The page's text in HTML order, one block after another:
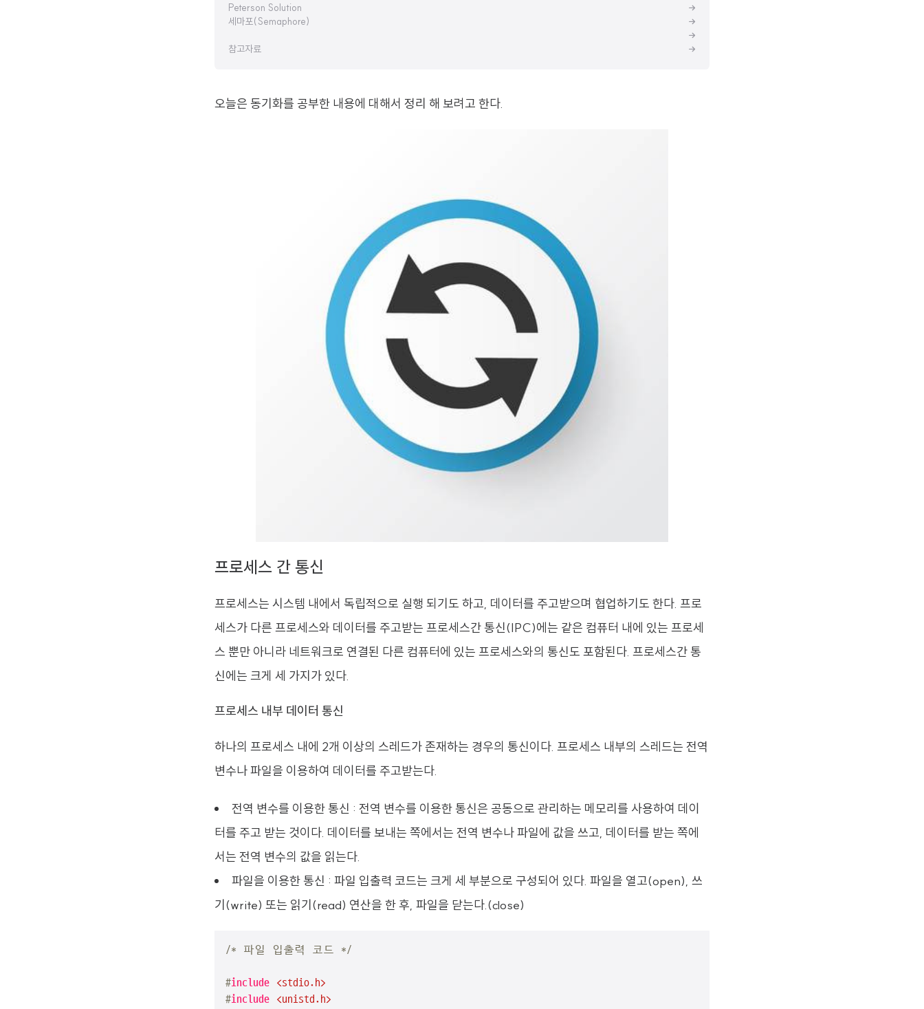
Peterson Solution
세마포(Semaphore)
참고자료
오늘은 동기화를 공부한 내용에 대해서 정리 해 보려고 한다.
프로세스 간 통신
프로세스는 시스템 내에서 독립적으로 실행 되기도 하고, 데이터를 주고받으며 협업하기도 한다. 프로
세스가 다른 프로세스와 데이터를 주고받는 프로세스간 통신(IPC)에는 같은 컴퓨터 내에 있는 프로세
스 뿐만 아니라 네트워크로 연결된 다른 컴퓨터에 있는 프로세스와의 통신도 포함된다. 프로세스간 통
신에는 크게 세 가지가 있다.
프로세스 내부 데이터 통신
하나의 프로세스 내에 2개 이상의 스레드가 존재하는 경우의 통신이다. 프로세스 내부의 스레드는 전역
변수나 파일을 이용하여 데이터를 주고받는다.
전역 변수를 이용한 통신 : 전역 변수를 이용한 통신은 공동으로 관리하는 메모리를 사용하여 데이
터를 주고 받는 것이다. 데이터를 보내는 쪽에서는 전역 변수나 파일에 값을 쓰고, 데이터를 받는 쪽에
서는 전역 변수의 값을 읽는다.
파일을 이용한 통신 : 파일 입출력 코드는 크게 세 부분으로 구성되어 있다. 파일을 열고(open), 쓰
기(write) 또는 읽기(read) 연산을 한 후, 파일을 닫는다.(close)
/* 파일 입출력 코드 */
#include
<stdio.h>
#include
<unistd.h>